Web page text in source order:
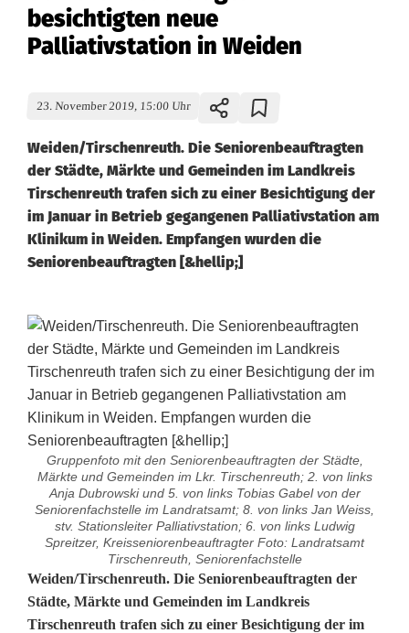
besichtigten neue
Palliativstation in Weiden
23. November 2019, 15:00 Uhr
Weiden/Tirschenreuth. Die Seniorenbeauftragten
der Städte, Märkte und Gemeinden im Landkreis
Tirschenreuth trafen sich zu einer Besichtigung der
im Januar in Betrieb gegangenen Palliativstation am
Klinikum in Weiden. Empfangen wurden die
Seniorenbeauftragten [&hellip;]
Gruppenfoto mit den Seniorenbeauftragten der Städte,
Märkte und Gemeinden im Lkr. Tirschenreuth; 2. von links
Anja Dubrowski und 5. von links Tobias Gabel von der
Seniorenfachstelle im Landratsamt; 8. von links Jan Weiss,
stv. Stationsleiter Palliativstation; 6. von links Ludwig
Spreitzer, Kreisseniorenbeauftragter Foto: Landratsamt
Tirschenreuth, Seniorenfachstelle
S
e
Weiden/Tirschenreuth. Die Seniorenbeauftragten der
Städte, Märkte und Gemeinden im Landkreis
Tirschenreuth trafen sich zu einer Besichtigung der im